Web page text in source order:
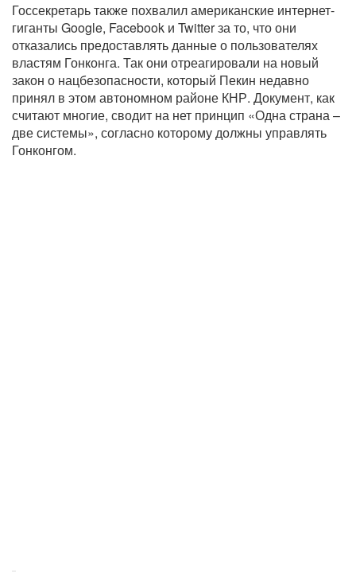
Госсекретарь также похвалил американские интернет-
гиганты Google, Facebook и Twitter за то, что они
отказались предоставлять данные о пользователях
властям Гонконга. Так они отреагировали на новый
закон о нацбезопасности, который Пекин недавно
принял в этом автономном районе КНР. Документ, как
считают многие, сводит на нет принцип «Одна страна –
две системы», согласно которому должны управлять
Гонконгом.